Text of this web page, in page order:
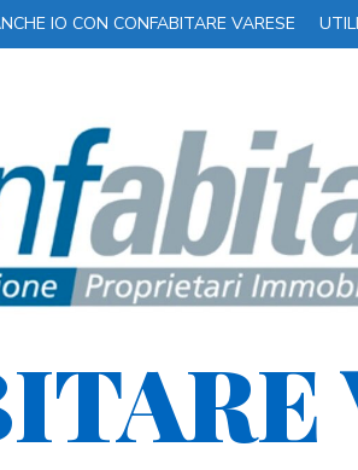
IO CON CONFABITARE VARESE